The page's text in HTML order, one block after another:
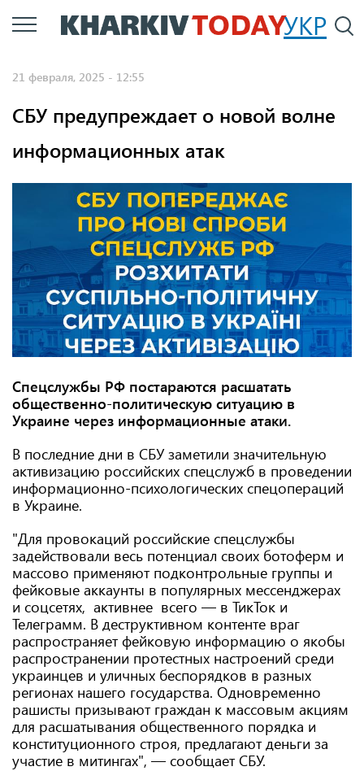
Перейти
к
УКР
21 февраля, 2025 - 12:55
СБУ предупреждает о новой волне
информационных атак
Спецслужбы РФ постараются расшатать
общественно-политическую ситуацию в
Украине через информационные атаки.
В последние дни в СБУ заметили значительную
активизацию российских спецслужб в проведении
информационно-психологических спецопераций
в Украине.
"Для провокаций российские спецслужбы
задействовали весь потенциал своих ботоферм и
массово применяют подконтрольные группы и
фейковые аккаунты в популярных мессенджерах
и соцсетях, активнее всего — в ТикТок и
Телеграмм. В деструктивном контенте враг
распространяет фейковую информацию о якобы
распространении протестных настроений среди
украинцев и уличных беспорядков в разных
регионах нашего государства. Одновременно
рашисты призывают граждан к массовым акциям
для расшатывания общественного порядка и
конституционного строя, предлагают деньги за
участие в митингах", — сообщает СБУ.